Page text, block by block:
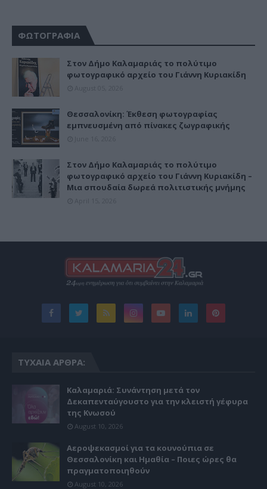
ΦΩΤΟΓΡΑΦΙΑ
Στον Δήμο Καλαμαριάς το πολύτιμο
φωτογραφικό αρχείο του Γιάννη Κυριακίδη
Θεσσαλονίκη: Έκθεση φωτογραφίας
εμπνευσμένη από πίνακες ζωγραφικής
Στον Δήμο Καλαμαριάς το πολύτιμο
φωτογραφικό αρχείο του Γιάννη Κυριακίδη –
Μια σπουδαία δωρεά πολιτιστικής μνήμης
ΤΥΧΑΊΑ ΆΡΘΡΑ:
Καλαμαριά: Συνάντηση μετά τον
Δεκαπενταύγουστο για την κλειστή γέφυρα
της Κνωσού
August 10, 2026
Αεροψεκασμοί για τα κουνούπια σε
Θεσσαλονίκη και Ημαθία – Ποιες ώρες θα
πραγματοποιηθούν
August 10, 2026